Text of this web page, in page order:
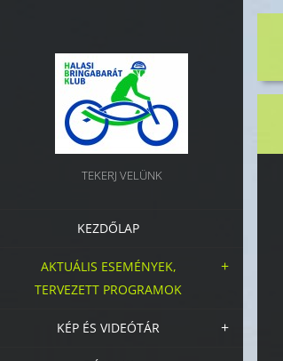
TEKERJ VELÜNK
KEZDŐLAP
AKTUÁLIS ESEMÉNYEK,
TERVEZETT PROGRAMOK
KÉP ÉS VIDEÓTÁR